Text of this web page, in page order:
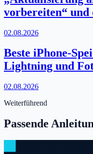
vorbereiten“ und
02.08.2026
Beste iPhone-
Lightning und
02.08.2026
Weiterführend
Passende